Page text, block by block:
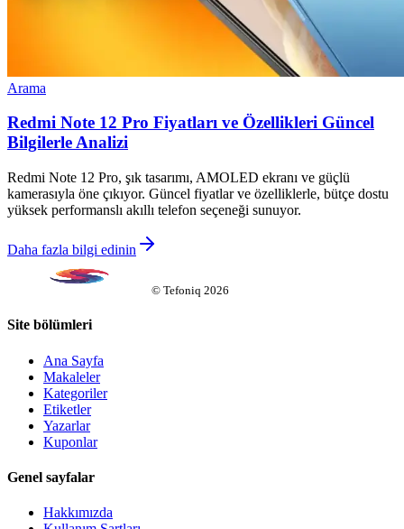
Arama
Redmi Note 12 Pro Fiyatları ve Özellikleri Güncel
Bilgilerle Analizi
Redmi Note 12 Pro, şık tasarımı, AMOLED ekranı ve güçlü
kamerasıyla öne çıkıyor. Güncel fiyatlar ve özelliklerle, bütçe dostu
yüksek performanslı akıllı telefon seçeneği sunuyor.
Daha fazla bilgi edinin
© Tefoniq 2026
Site bölümleri
Ana Sayfa
Makaleler
Kategoriler
Etiketler
Yazarlar
Kuponlar
Genel sayfalar
Hakkımızda